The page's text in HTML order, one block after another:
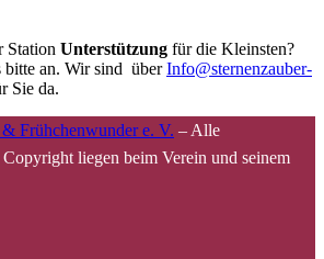
Station Unterstützung für die Kleinsten?
bitte an. Wir sind überInfo@sternenzauber-
Sie da.
& Frühchenwunder e. V. – Alle
liegen beim Verein und seinem